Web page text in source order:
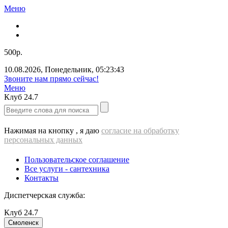
Меню
500р.
10.08.2026, Понедельник, 05:23:43
Звоните нам прямо сейчас!
Меню
Клуб 24.7
Нажимая на кнопку , я даю согласие на обработку
персональных данных
Пользовательское соглашение
Все услуги - cантехника
Контакты
Диспетчерская служба:
Клуб 24.7
Смоленск